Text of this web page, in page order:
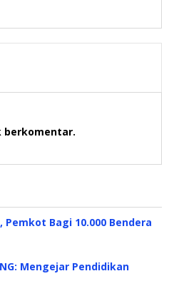
berkomentar.
Pemkot Bagi 10.000 Bendera
Mengejar Pendidikan